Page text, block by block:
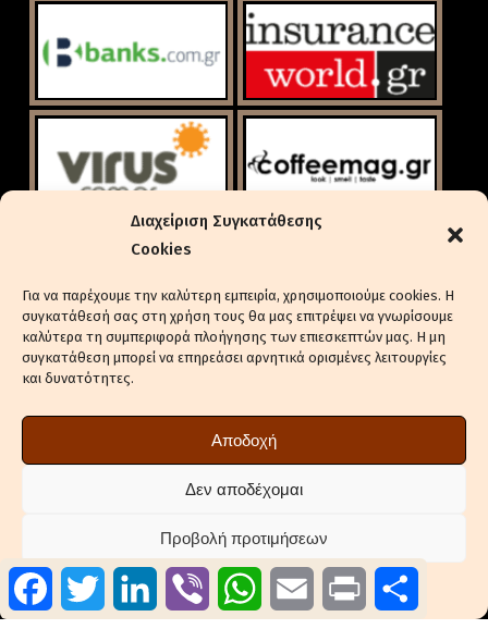
Διαχείριση Συγκατάθεσης
Cookies
Για να παρέχουμε την καλύτερη εμπειρία, χρησιμοποιούμε cookies. Η
συγκατάθεσή σας στη χρήση τους θα μας επιτρέψει να γνωρίσουμε
καλύτερα τη συμπεριφορά πλοήγησης των επιεσκεπτών μας. Η μη
συγκατάθεση μπορεί να επηρεάσει αρνητικά ορισμένες λειτουργίες
και δυνατότητες.
Αποδοχή
Δεν αποδέχομαι
Προβολή προτιμήσεων
Πολιτική CookiesΠολιτική Απορρήτου
ΠΟΛΙΤΙΚΉ COOKIES (ΕΕ)
ΣΤΕΊΛΤΕ ΔΕΛΤΊΑ ΤΎΠΟΥ ΤΗΣ ΕΤΑΙΡΕΊΑΣ ΣΑΣ
FacebookTwitter LinkedInViber WhatsApp
Email Print